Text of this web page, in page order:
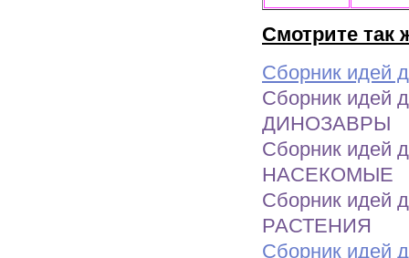
Смотрите так
Сборник идей
Сборник идей
ДИНОЗАВРЫ
Сборник идей
НАСЕКОМЫЕ
Сборник идей
РАСТЕНИЯ
Сборник идей